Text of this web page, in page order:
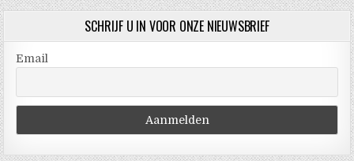
SCHRIJF U IN VOOR ONZE NIEUWSBRIEF
Email